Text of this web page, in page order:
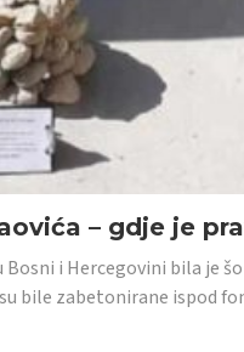
– gdje je
i Hercegovini bila je
bile zabetonirane ispod